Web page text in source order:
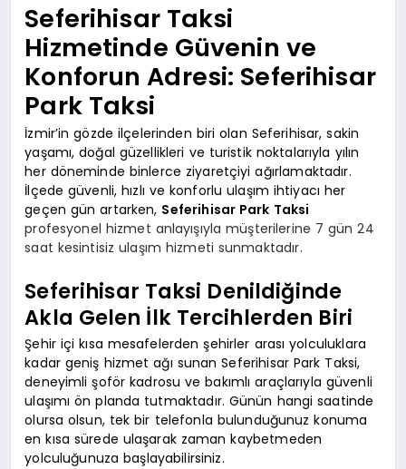
Seferihisar Taksi
Hizmetinde Güvenin ve
Konforun Adresi: Seferihisar
Park Taksi
İzmir’in gözde ilçelerinden biri olan Seferihisar, sakin
yaşamı, doğal güzellikleri ve turistik noktalarıyla yılın
her döneminde binlerce ziyaretçiyi ağırlamaktadır.
İlçede güvenli, hızlı ve konforlu ulaşım ihtiyacı her
geçen gün artarken, Seferihisar Park Taksi
profesyonel hizmet anlayışıyla müşterilerine 7 gün 24
saat kesintisiz ulaşım hizmeti sunmaktadır.
Seferihisar Taksi Denildiğinde
Akla Gelen İlk Tercihlerden Biri
Şehir içi kısa mesafelerden şehirler arası yolculuklara
kadar geniş hizmet ağı sunan Seferihisar Park Taksi,
deneyimli şoför kadrosu ve bakımlı araçlarıyla güvenli
ulaşımı ön planda tutmaktadır. Günün hangi saatinde
olursa olsun, tek bir telefonla bulunduğunuz konuma
en kısa sürede ulaşarak zaman kaybetmeden
yolculuğunuza başlayabilirsiniz.